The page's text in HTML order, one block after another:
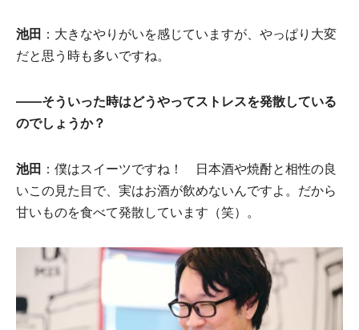
池田 ：大きなやりがいを感じていますが、やっぱり大変
だと思う時も多いですね。
――そういった時はどうやってストレスを発散している
のでしょうか？
池田 ：僕はスイーツですね！ 日本酒や焼酎と相性の良
いこの見た目で、実はお酒が飲めないんですよ。だから
甘いものを食べて発散しています（笑）。